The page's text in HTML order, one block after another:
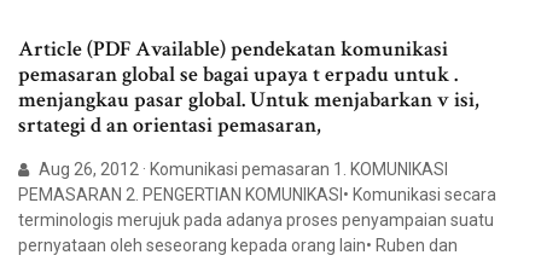
Article (PDF Available) pendekatan komunikasi
pemasaran global se bagai upaya t erpadu untuk .
menjangkau pasar global. Untuk menjabarkan v isi,
srtategi d an orientasi pemasaran,
Aug 26, 2012 · Komunikasi pemasaran 1. KOMUNIKASI
PEMASARAN 2. PENGERTIAN KOMUNIKASI• Komunikasi secara
terminologis merujuk pada adanya proses penyampaian suatu
pernyataan oleh seseorang kepada orang lain• Ruben dan